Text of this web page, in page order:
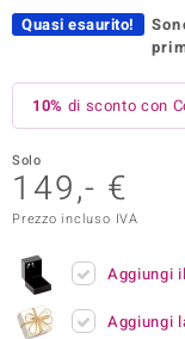
del Boss
Collection
by de Melo
Quasi esaurito!
10% di sconto con
Solo
149,- €
Prezzo incluso IVA
Aggiungi
Aggiungi